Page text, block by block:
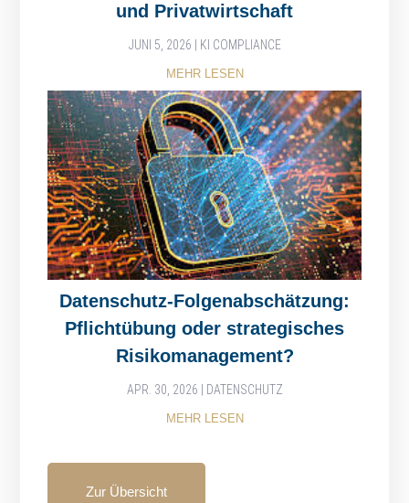
und Privatwirtschaft
JUNI 5, 2026 KI COMPLIANCE
MEHR LESEN
Datenschutz-Folgenabschätzung:
Pflichtübung oder strategisches
Risikomanagement?
APR. 30, 2026 DATENSCHUTZ
MEHR LESEN
Zur Übersicht